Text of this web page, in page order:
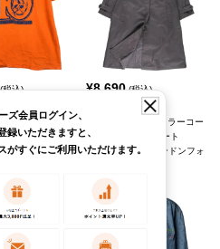
込)
ャツ
¥8,690 (税込)
レディースM
Maincoats ステンカラーコー
ト バルマカーンコート
LONDON FOG/ロンドンフォ
ズ会員ログイン、
録いただきますと、
がすぐにご利用いただけます。